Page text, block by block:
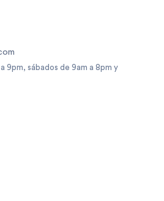
9pm, sábados de 9am a 8pm y